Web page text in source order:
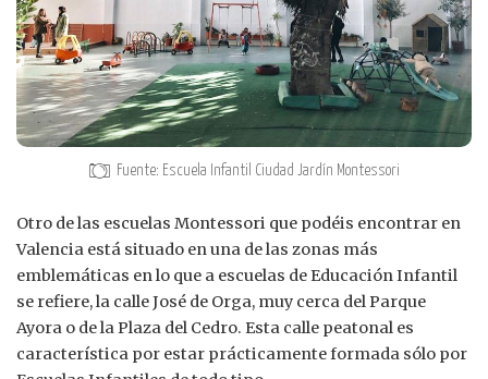
Fuente: Escuela Infantil Ciudad Jardín Montessori
Otro de las escuelas Montessori que podéis encontrar en
Valencia está situado en una de las zonas más
emblemáticas en lo que a escuelas de Educación Infantil
se refiere, la calle José de Orga, muy cerca del Parque
Ayora o de la Plaza del Cedro. Esta calle peatonal es
característica por estar prácticamente formada sólo por